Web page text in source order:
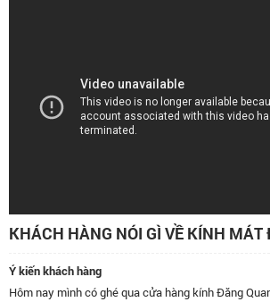
KHÁCH HÀNG NÓI GÌ VỀ KÍNH MÁT
Ý kiến khách hàng
Hôm nay mình có ghé qua cửa hàng kính Đăng